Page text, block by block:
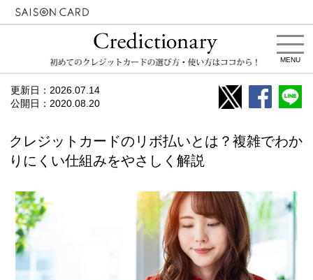
MENU
更新日： 2026.07.14
公開日： 2020.08.20
クレジットカードのリボ払いとは？複雑でわか
りにくい仕組みをやさしく解説